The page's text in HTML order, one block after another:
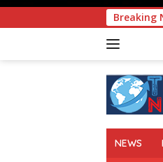
Breaking
Sultra Serahkan
NEWS